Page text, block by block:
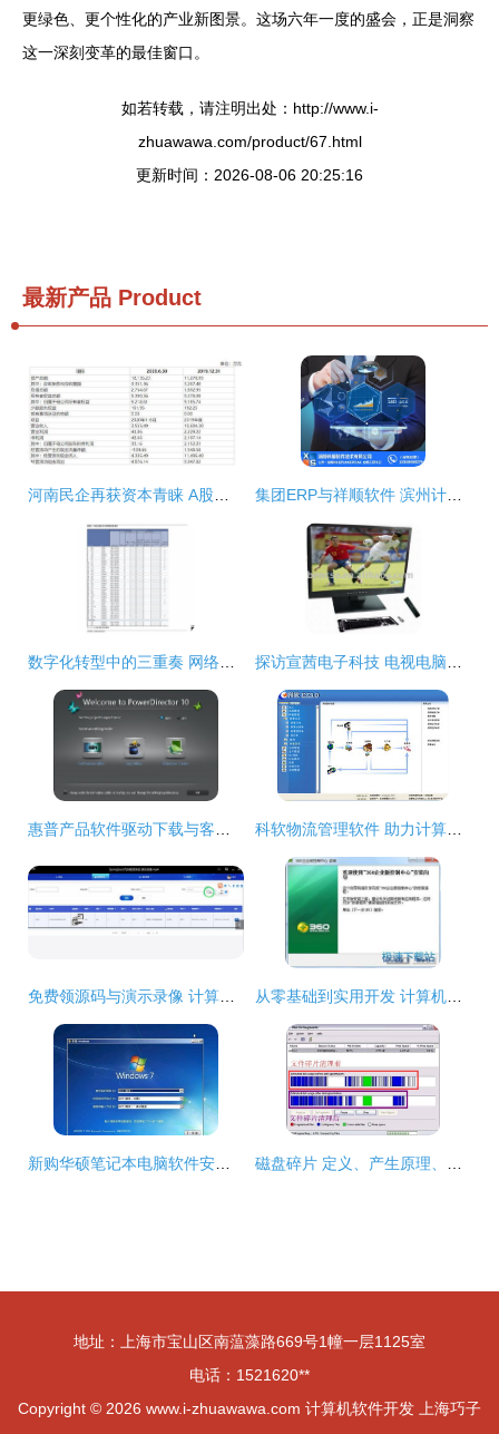
更绿色、更个性化的产业新图景。这场六年一度的盛会，正是洞察
这一深刻变革的最佳窗口。
如若转载，请注明出处：http://www.i-
zhuawawa.com/product/67.html
更新时间：2026-08-06 20:25:16
最新产品 Product
地址：上海市宝山区南蕰藻路669号1幢一层1125室
电话：1521620**
Copyright © 2026 www.i-zhuawawa.com 计算机软件开发
上海巧子